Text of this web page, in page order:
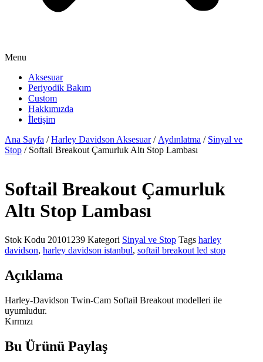
Menu
Aksesuar
Periyodik Bakım
Custom
Hakkımızda
İletişim
Ana Sayfa /Harley Davidson Aksesuar/ Aydınlatma / Sinyal ve
Stop / Softail Breakout Çamurluk Altı Stop Lambası
Softail Breakout Çamurluk
Altı Stop Lambası
Stok Kodu 20101239 Kategori Sinyal ve Stop Tags harley
davidson, harley davidson istanbul, softail breakout led stop
Açıklama
Harley-Davidson Twin-Cam Softail Breakout modelleri ile
uyumludur.
Kırmızı
Bu Ürünü Paylaş